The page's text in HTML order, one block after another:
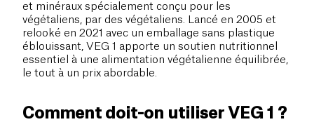
et minéraux spécialement conçu pour les
végétaliens, par des végétaliens. Lancé en 2005 et
relooké en 2021 avec un emballage sans plastique
éblouissant, VEG 1 apporte un soutien nutritionnel
essentiel à une alimentation végétalienne équilibrée,
le tout à un prix abordable.
Comment doit-on utiliser VEG 1 ?